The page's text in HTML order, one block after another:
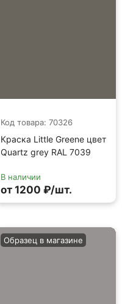
Код товара: 70326
Краска Little Greene цвет
Quartz grey RAL 7039
В наличии
от 1200 ₽/шт.
Образец в магазине